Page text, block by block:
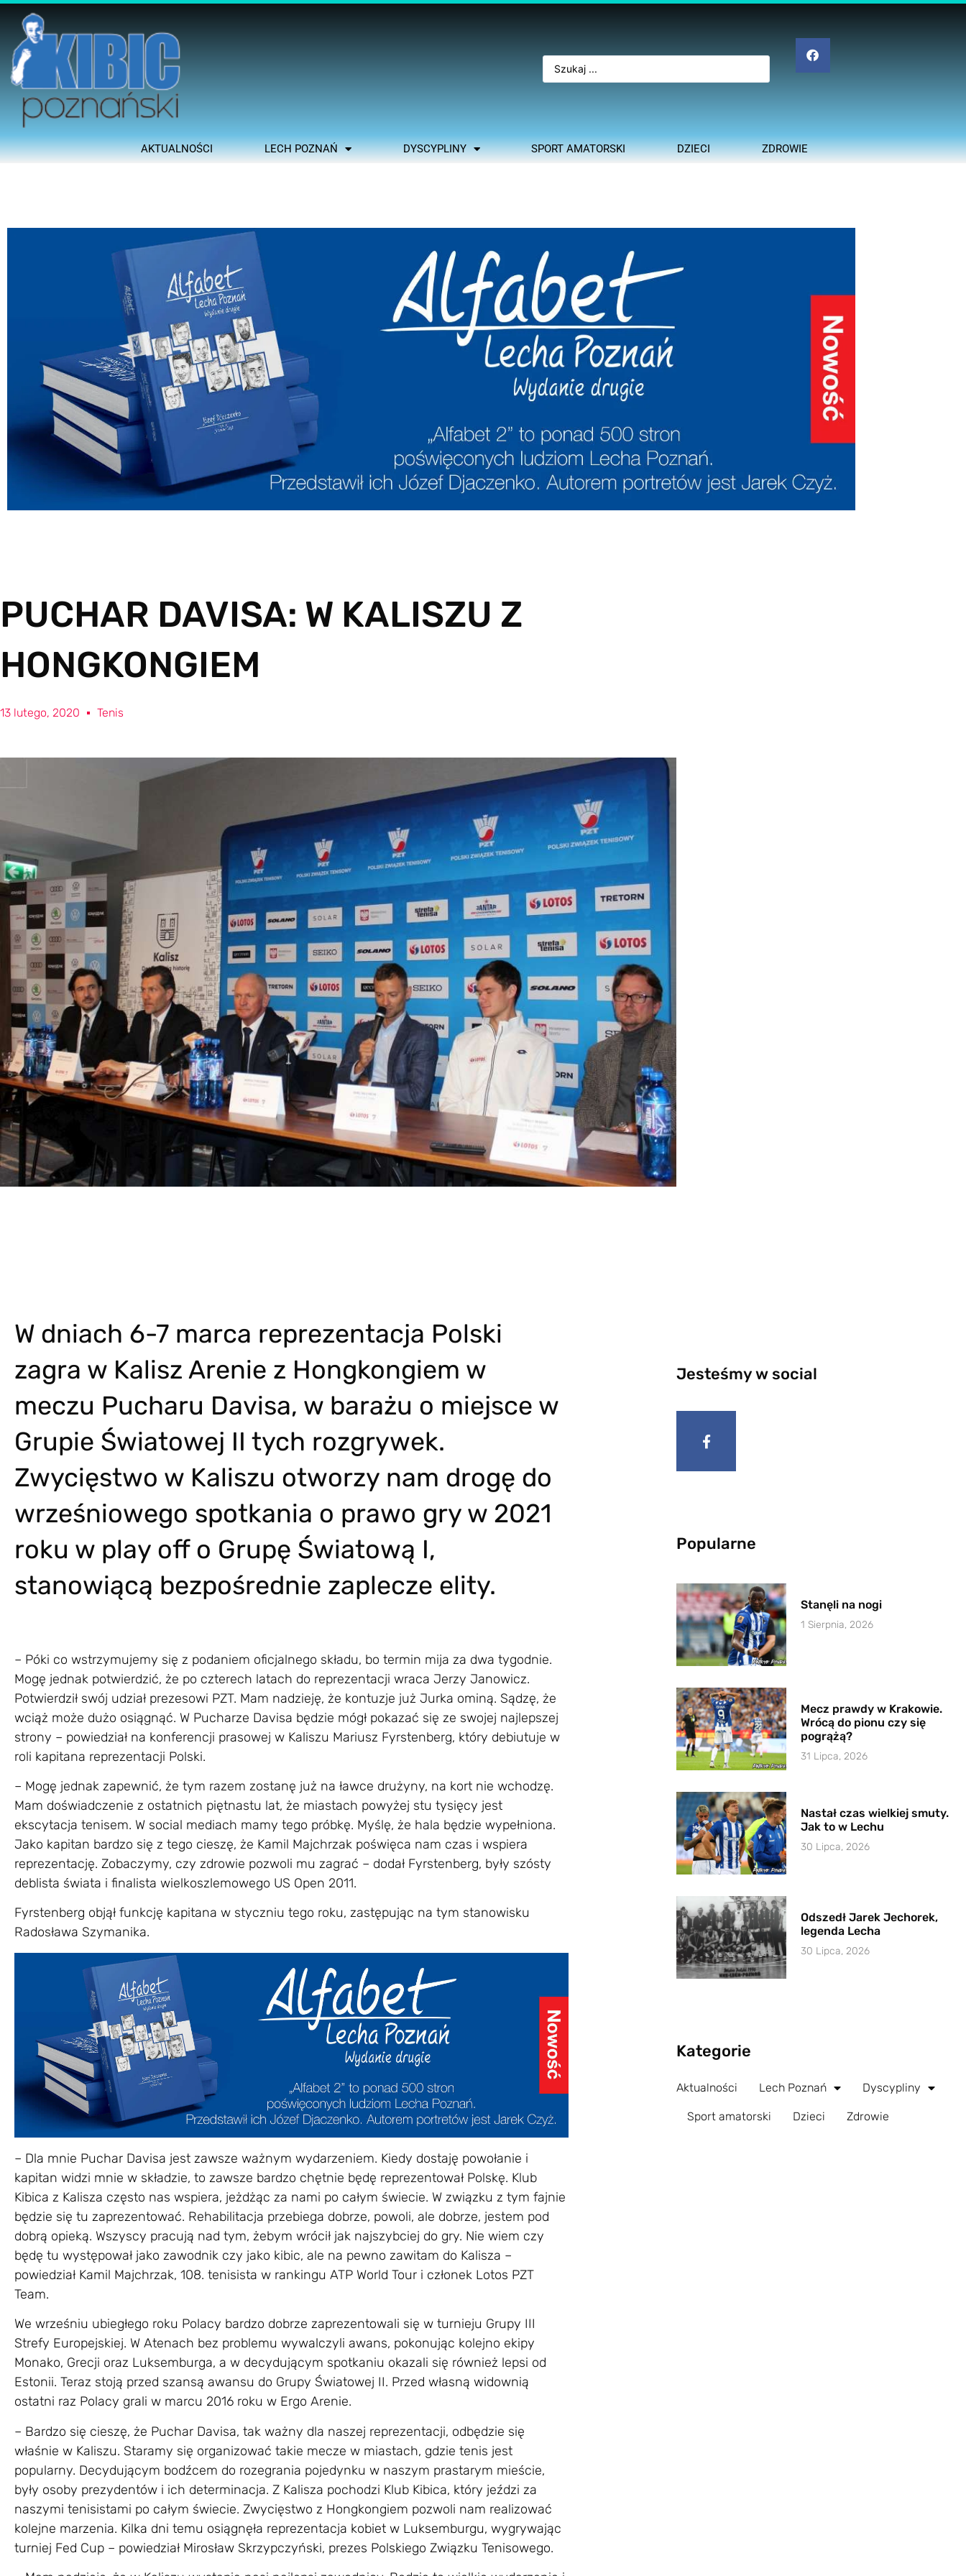
AKTUALNOŚCI LECH POZNAŃ DYSCYPLINY SPORT AMATORSKI DZIECI ZDROWIE
PUCHAR DAVISA: W KALISZU Z
HONGKONGIEM
13 lutego, 2020 Tenis
W dniach 6-7 marca reprezentacja Polski
zagra w Kalisz Arenie z Hongkongiem w
meczu Pucharu Davisa, w barażu o miejsce w
Grupie Światowej II tych rozgrywek.
Zwycięstwo w Kaliszu otworzy nam drogę do
wrześniowego spotkania o prawo gry w 2021
roku w play off o Grupę Światową I,
stanowiącą bezpośrednie zaplecze elity.
– Póki co wstrzymujemy się z podaniem oficjalnego składu, bo termin mija za dwa tygodnie.
Mogę jednak potwierdzić, że po czterech latach do reprezentacji wraca Jerzy Janowicz.
Potwierdził swój udział prezesowi PZT. Mam nadzieję, że kontuzje już Jurka ominą. Sądzę, że
wciąż może dużo osiągnąć. W Pucharze Davisa będzie mógł pokazać się ze swojej najlepszej
strony – powiedział na konferencji prasowej w Kaliszu Mariusz Fyrstenberg, który debiutuje w
roli kapitana reprezentacji Polski.
– Mogę jednak zapewnić, że tym razem zostanę już na ławce drużyny, na kort nie wchodzę.
Mam doświadczenie z ostatnich piętnastu lat, że miastach powyżej stu tysięcy jest
ekscytacja tenisem. W social mediach mamy tego próbkę. Myślę, że hala będzie wypełniona.
Jako kapitan bardzo się z tego cieszę, że Kamil Majchrzak poświęca nam czas i wspiera
reprezentację. Zobaczymy, czy zdrowie pozwoli mu zagrać – dodał Fyrstenberg, były szósty
deblista świata i finalista wielkoszlemowego US Open 2011.
Fyrstenberg objął funkcję kapitana w styczniu tego roku, zastępując na tym stanowisku
Radosława Szymanika.
– Dla mnie Puchar Davisa jest zawsze ważnym wydarzeniem. Kiedy dostaję powołanie i
kapitan widzi mnie w składzie, to zawsze bardzo chętnie będę reprezentował Polskę. Klub
Kibica z Kalisza często nas wspiera, jeżdżąc za nami po całym świecie. W związku z tym fajnie
będzie się tu zaprezentować. Rehabilitacja przebiega dobrze, powoli, ale dobrze, jestem pod
dobrą opieką. Wszyscy pracują nad tym, żebym wrócił jak najszybciej do gry. Nie wiem czy
będę tu występował jako zawodnik czy jako kibic, ale na pewno zawitam do Kalisza –
powiedział Kamil Majchrzak, 108. tenisista w rankingu ATP World Tour i członek Lotos PZT
Team.
We wrześniu ubiegłego roku Polacy bardzo dobrze zaprezentowali się w turnieju Grupy III
Strefy Europejskiej. W Atenach bez problemu wywalczyli awans, pokonując kolejno ekipy
Monako, Grecji oraz Luksemburga, a w decydującym spotkaniu okazali się również lepsi od
Estonii. Teraz stoją przed szansą awansu do Grupy Światowej II. Przed własną widownią
ostatni raz Polacy grali w marcu 2016 roku w Ergo Arenie.
– Bardzo się cieszę, że Puchar Davisa, tak ważny dla naszej reprezentacji, odbędzie się
właśnie w Kaliszu. Staramy się organizować takie mecze w miastach, gdzie tenis jest
popularny. Decydującym bodźcem do rozegrania pojedynku w naszym prastarym mieście,
były osoby prezydentów i ich determinacja. Z Kalisza pochodzi Klub Kibica, który jeździ za
naszymi tenisistami po całym świecie. Zwycięstwo z Hongkongiem pozwoli nam realizować
kolejne marzenia. Kilka dni temu osiągnęła reprezentacja kobiet w Luksemburgu, wygrywając
turniej Fed Cup – powiedział Mirosław Skrzypczyński, prezes Polskiego Związku Tenisowego.
Jesteśmy w social
Popularne
Stanęli na nogi
1 Sierpnia, 2026
Mecz prawdy w Krakowie.
Wrócą do pionu czy się
pogrążą?
31 Lipca, 2026
Nastał czas wielkiej smuty.
Jak to w Lechu
30 Lipca, 2026
Odszedł Jarek Jechorek,
legenda Lecha
30 Lipca, 2026
Kategorie
Aktualności Lech Poznań Dyscypliny
Sport amatorski Dzieci Zdrowie